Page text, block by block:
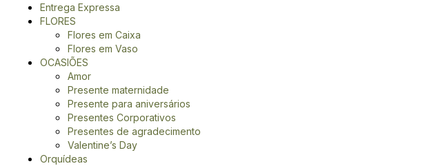
Entrega Expressa
FLORES
Flores em Caixa
Flores em Vaso
OCASIÕES
Amor
Presente maternidade
Presente para aniversários
Presentes Corporativos
Presentes de agradecimento
Valentine’s Day
Orquídeas